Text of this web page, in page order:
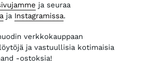
ja seuraa
ja Instagramissa.
verkkokauppaan
ja vastuullisia kotimaisia
-ostoksia!